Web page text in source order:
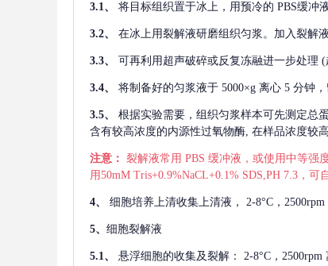
3.1、
将目标组织置于冰上，用预冷的 PBS缓冲
3.2、 在冰上用裂解液研磨组织匀浆。加入裂解
3.3、 可再利用超声破碎或反复冻融进一步处理 (
3.4、 将制备好的匀浆液于 5000×g 离心 5 分钟
3.5、 根据实验需要，组织匀浆样本可先测定总
含有较高浓度的内源性过氧物酶, 在样品浓度较
注意： 裂解液常用 PBS 缓冲液，或使用中等强
用50mM Tris+0.9%NaCL+0.1% SDS,PH 7.3，可
4、 细胞培养上清收集上清液， 2-8°C，
5、 细胞裂解液
5.1、 悬浮细胞的收集及裂解：
2-8°C，